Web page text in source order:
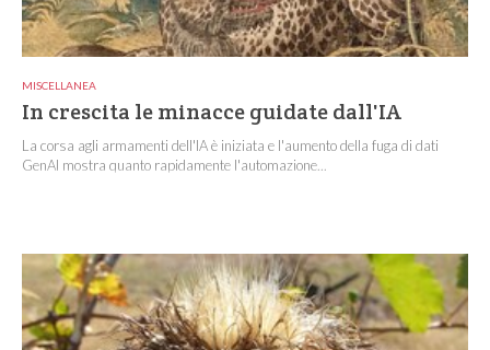
MISCELLANEA
In crescita le minacce guidate dall'IA
La corsa agli armamenti dell'IA è iniziata e l'aumento della fuga di dati
GenAI mostra quanto rapidamente l'automazione...